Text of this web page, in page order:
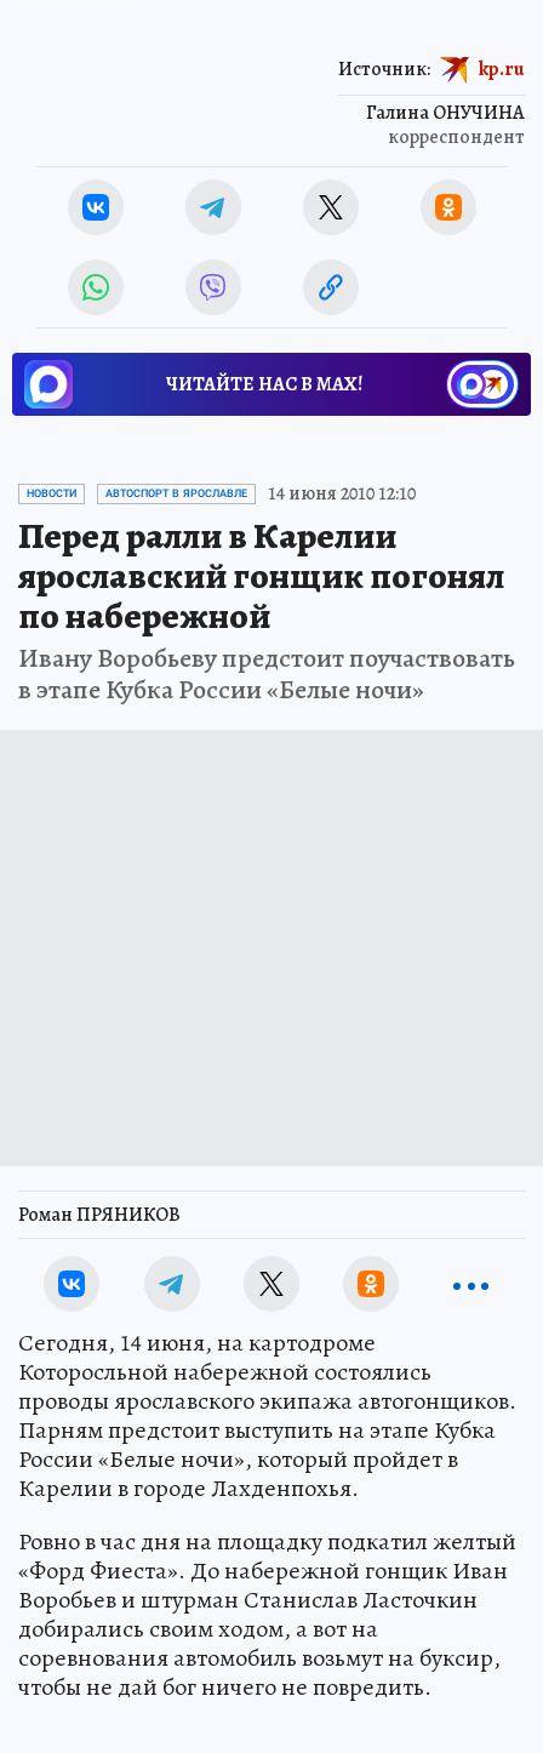
Галина ОНУЧИНА
корреспондент
Источник: kp.ru
ЧИТАЙТЕ НАС В МАХ!
НОВОСТИ АВТОСПОРТ В ЯРОСЛАВЛЕ 14 июня 2010 12:10
Перед ралли в Карелии
ярославский гонщик погонял
по набережной
Ивану Воробьеву предстоит поучаствовать
в этапе Кубка России «Белые ночи»
Роман ПРЯНИКОВ
Сегодня, 14 июня, на картодроме
Которосльной набережной состоялись
проводы ярославского экипажа автогонщиков.
Парням предстоит выступить на этапе Кубка
России «Белые ночи», который пройдет в
Карелии в городе Лахденпохья.
Ровно в час дня на площадку подкатил желтый
«Форд Фиеста». До набережной гонщик Иван
Воробьев и штурман Станислав Ласточкин
добирались своим ходом, а вот на
соревнования автомобиль возьмут на буксир,
чтобы не дай бог ничего не повредить.